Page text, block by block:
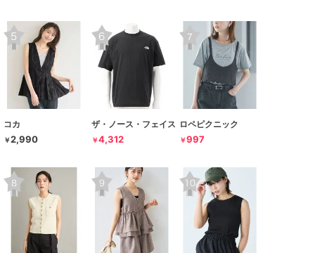
コカ
￥2,990
ザ・ノース・フェイス
￥4,312
ロペピクニック
￥997